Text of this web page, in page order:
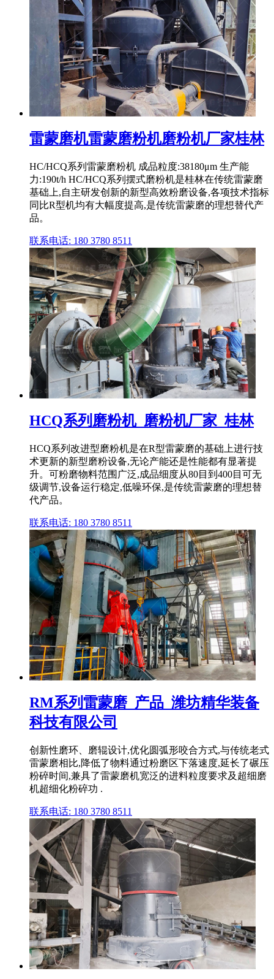
雷蒙磨机雷蒙磨粉机磨粉机厂家桂林
HC/HCQ系列雷蒙磨粉机 成品粒度:38180μm 生产能
力:190t/h HC/HCQ系列摆式磨粉机是桂林在传统雷蒙磨
基础上,自主研发创新的新型高效粉磨设备,各项技术指标
同比R型机均有大幅度提高,是传统雷蒙磨的理想替代产
品。
联系电话: 180 3780 8511
HCQ系列磨粉机_磨粉机厂家_桂林
HCQ系列改进型磨粉机是在R型雷蒙磨的基础上进行技
术更新的新型磨粉设备,无论产能还是性能都有显著提
升。可粉磨物料范围广泛,成品细度从80目到400目可无
级调节,设备运行稳定,低噪环保,是传统雷蒙磨的理想替
代产品。
联系电话: 180 3780 8511
RM系列雷蒙磨_产品_潍坊精华装备
科技有限公司
创新性磨环、磨辊设计,优化圆弧形咬合方式,与传统老式
雷蒙磨相比,降低了物料通过粉磨区下落速度,延长了碾压
粉碎时间,兼具了雷蒙磨机宽泛的进料粒度要求及超细磨
机超细化粉碎功 .
联系电话: 180 3780 8511